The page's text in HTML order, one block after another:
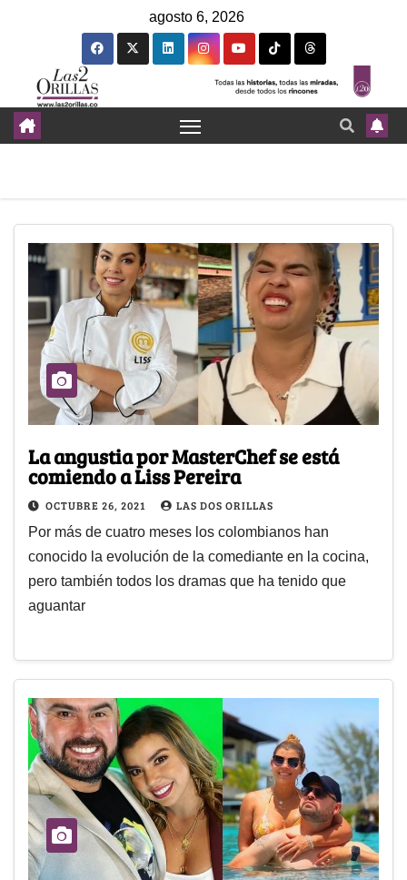
agosto 6, 2026
La angustia por MasterChef se está
comiendo a Liss Pereira
OCTUBRE 26, 2021 LAS DOS ORILLAS
Por más de cuatro meses los colombianos han
conocido la evolución de la comediante en la cocina,
pero también todos los dramas que ha tenido que
aguantar